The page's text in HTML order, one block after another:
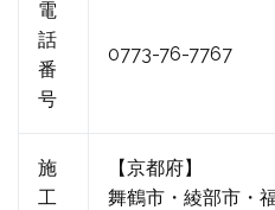
電
話
番
号
0773-76-7767
施
工
【京都府】
舞鶴市・綾部市・